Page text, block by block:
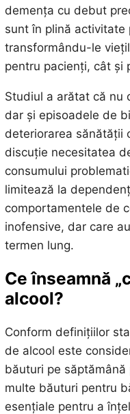
demența cu debut
sunt în plină activitate
transformându-le
pentru pacienți, cât și
Studiul a arătat că nu
dar și episoadele de
deteriorarea sănătății
discuție necesitatea
consumului
limitează la
comportamentele de
inofensive, dar care
termen lung.
Ce înseamnă
alcool?
Conform definițiilor
de alcool este
băuturi pe săptămână
multe băuturi pentru
esențiale pentru a